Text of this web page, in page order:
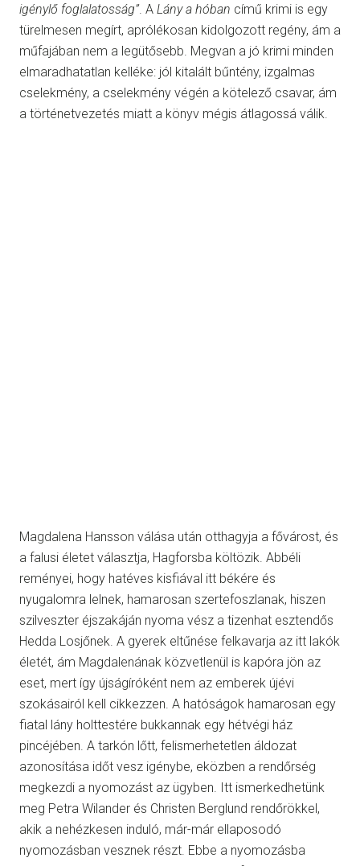
igénylő foglalatosság”. A Lány a hóban című krimi is egy
türelmesen megírt, aprólékosan kidolgozott regény, ám a
műfajában nem a legütősebb. Megvan a jó krimi minden
elmaradhatatlan kelléke: jól kitalált bűntény, izgalmas
cselekmény, a cselekmény végén a kötelező csavar, ám
a történetvezetés miatt a könyv mégis átlagossá válik.
Magdalena Hansson válása után otthagyja a fővárost, és
a falusi életet választja, Hagforsba költözik. Abbéli
reményei, hogy hatéves kisfiával itt békére és
nyugalomra lelnek, hamarosan szertefoszlanak, hiszen
szilveszter éjszakáján nyoma vész a tizenhat esztendős
Hedda Losjőnek. A gyerek eltűnése felkavarja az itt lakók
életét, ám Magdalenának közvetlenül is kapóra jön az
eset, mert így újságíróként nem az emberek újévi
szokásairól kell cikkezzen. A hatóságok hamarosan egy
fiatal lány holttestére bukkannak egy hétvégi ház
pincéjében. A tarkón lőtt, felismerhetetlen áldozat
azonosítása időt vesz igénybe, eközben a rendőrség
megkezdi a nyomozást az ügyben. Itt ismerkedhetünk
meg Petra Wilander és Christen Berglund rendőrökkel,
akik a nehézkesen induló, már-már ellaposodó
nyomozásban vesznek részt. Ebbe a nyomozásba